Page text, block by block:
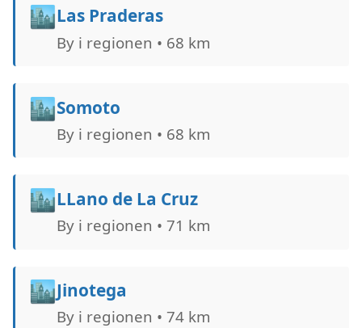
🏙️Las Praderas
By i regionen • 68 km
🏙️Somoto
By i regionen • 68 km
🏙️LLano de La Cruz
By i regionen • 71 km
🏙️Jinotega
By i regionen • 74 km